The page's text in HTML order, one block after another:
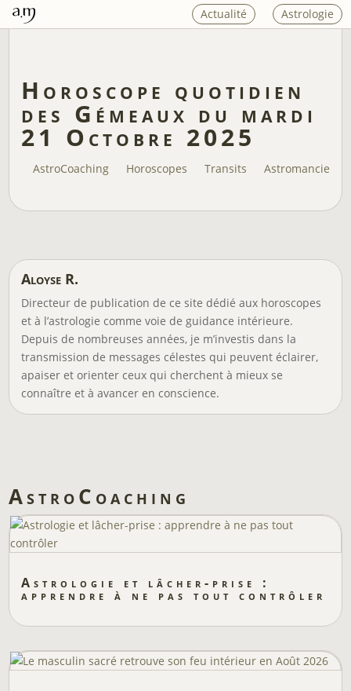
Actualité Astrologie
Horoscope quotidien
des Gémeaux du mardi
21 Octobre 2025
AstroCoaching Horoscopes Transits Astromancie
Aloyse R.
Directeur de publication de ce site dédié aux horoscopes
et à l’astrologie comme voie de guidance intérieure.
Depuis de nombreuses années, je m’investis dans la
transmission de messages célestes qui peuvent éclairer,
apaiser et orienter ceux qui cherchent à mieux se
connaître et à avancer en conscience.
AstroCoaching
Astrologie et lâcher-prise :
apprendre à ne pas tout contrôler